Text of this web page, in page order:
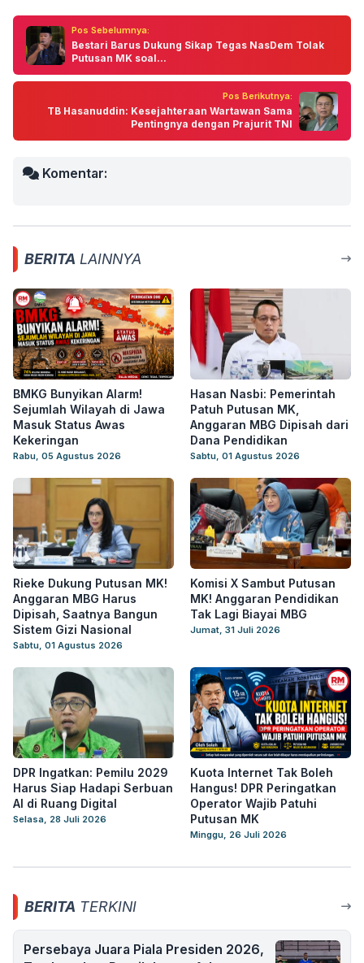
Pos Sebelumnya:
Bestari Barus Dukung Sikap Tegas NasDem Tolak
Putusan MK soal...
Pos Berikutnya:
TB Hasanuddin: Kesejahteraan Wartawan Sama
Pentingnya dengan Prajurit TNI
Komentar:
BERITA LAINNYA
BMKG Bunyikan Alarm!
Sejumlah Wilayah di Jawa
Masuk Status Awas
Kekeringan
Rabu, 05 Agustus 2026
Hasan Nasbi: Pemerintah
Patuh Putusan MK,
Anggaran MBG Dipisah dari
Dana Pendidikan
Sabtu, 01 Agustus 2026
Rieke Dukung Putusan MK!
Anggaran MBG Harus
Dipisah, Saatnya Bangun
Sistem Gizi Nasional
Sabtu, 01 Agustus 2026
Komisi X Sambut Putusan
MK! Anggaran Pendidikan
Tak Lagi Biayai MBG
Jumat, 31 Juli 2026
DPR Ingatkan: Pemilu 2029
Harus Siap Hadapi Serbuan
AI di Ruang Digital
Selasa, 28 Juli 2026
Kuota Internet Tak Boleh
Hangus! DPR Peringatkan
Operator Wajib Patuhi
Putusan MK
Minggu, 26 Juli 2026
BERITA TERKINI
Persebaya Juara Piala Presiden 2026,